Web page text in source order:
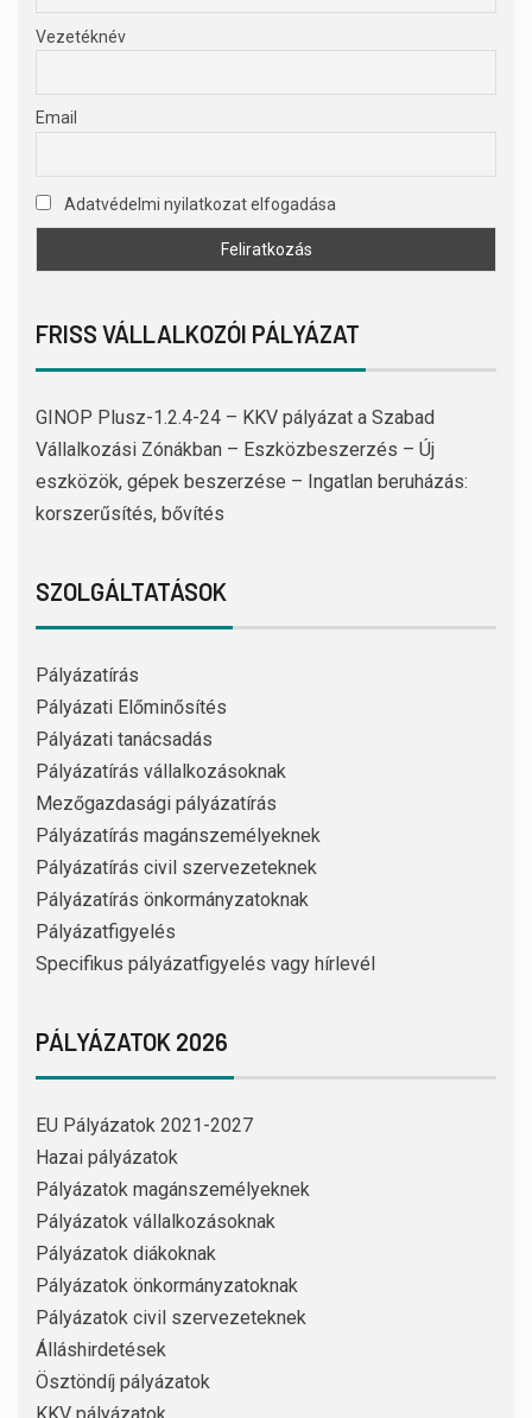
Vezetéknév
Email
Adatvédelmi nyilatkozat elfogadása
FRISS VÁLLALKOZÓI PÁLYÁZAT
GINOP Plusz-1.2.4-24 – KKV pályázat a Szabad
Vállalkozási Zónákban – Eszközbeszerzés – Új
eszközök, gépek beszerzése – Ingatlan beruházás:
korszerűsítés, bővítés
SZOLGÁLTATÁSOK
Pályázatírás
Pályázati Előminősítés
Pályázati tanácsadás
Pályázatírás vállalkozásoknak
Mezőgazdasági pályázatírás
Pályázatírás magánszemélyeknek
Pályázatírás civil szervezeteknek
Pályázatírás önkormányzatoknak
Pályázatfigyelés
Specifikus pályázatfigyelés vagy hírlevél
PÁLYÁZATOK 2026
EU Pályázatok 2021-2027
Hazai pályázatok
Pályázatok magánszemélyeknek
Pályázatok vállalkozásoknak
Pályázatok diákoknak
Pályázatok önkormányzatoknak
Pályázatok civil szervezeteknek
Álláshirdetések
Ösztöndíj pályázatok